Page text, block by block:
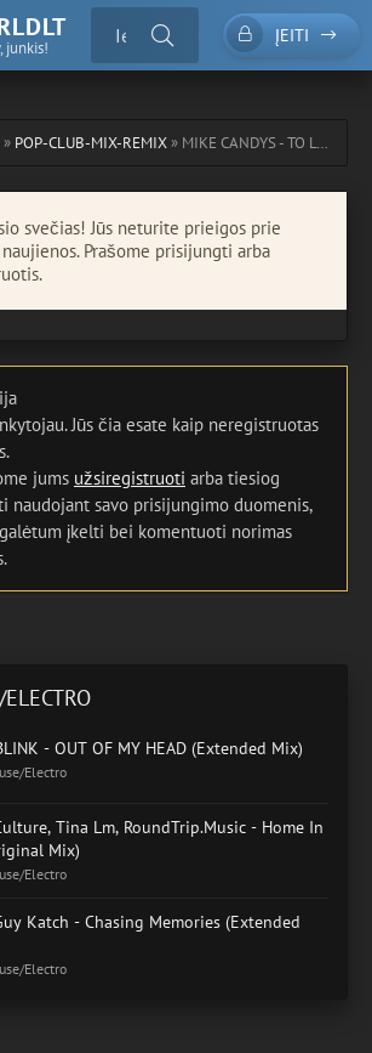
junkis!
ĮEITI
» POP-CLUB-MIX-REMIX» MIKE CANDYS - TO LOVE YOU
svečias! Jūs neturite prieigos prie
Prašome prisijungti arba
Jūs čia esate kaip neregistruotas
jums užsiregistruoti arba tiesiog
naudojant savo prisijungimo duomenis,
įkelti bei komentuoti norimas
- OUT OF MY HEAD (Extended Mix)
Electro
Tina Lm, RoundTrip.Music - Home In
Mix)
Electro
Katch - Chasing Memories (Extended
Electro